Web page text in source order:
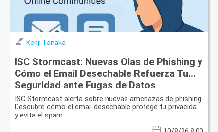
Kenji Tanaka
ISC Stormcast: Nuevas Olas de Phishing y
Cómo el Email Desechable Refuerza Tu
Seguridad ante Fugas de Datos
ISC Stormcast alerta sobre nuevas amenazas de phishing.
Descubre cómo el email desechable protege tu privacidad
y evita el spam.